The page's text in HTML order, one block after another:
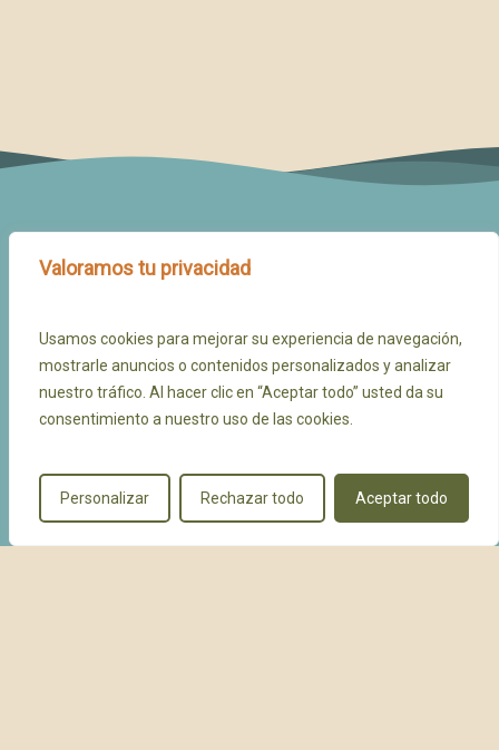
Valoramos tu privacidad
Usamos cookies para mejorar su experiencia de navegación,
mostrarle anuncios o contenidos personalizados y analizar
nuestro tráfico. Al hacer clic en “Aceptar todo” usted da su
consentimiento a nuestro uso de las cookies.
Personalizar Rechazar todo Aceptar todo
Cala Escondida